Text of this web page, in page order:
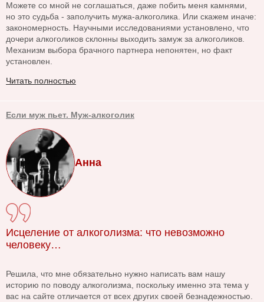
Можете со мной не соглашаться, даже побить меня камнями,
но это судьба - заполучить мужа-алкоголика. Или скажем иначе:
закономерность. Научными исследованиями установлено, что
дочери алкоголиков склонны выходить замуж за алкоголиков.
Механизм выбора брачного партнера непонятен, но факт
установлен.
Читать полностью
Если муж пьет. Муж-алкоголик
Анна
Исцеление от алкоголизма: что невозможно
человеку…
Решила, что мне обязательно нужно написать вам нашу
историю по поводу алкоголизма, поскольку именно эта тема у
вас на сайте отличается от всех других своей безнадежностью.